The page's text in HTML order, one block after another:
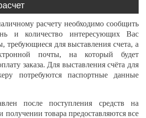
расчету необходимо сообщить
и количество интересующих Вас
требующиеся для выставления счета, а
почты, на который будет
заказа. Для выставления счёта для
потребуются паспортные данные
после поступления средств на
получении товара предоставляются все